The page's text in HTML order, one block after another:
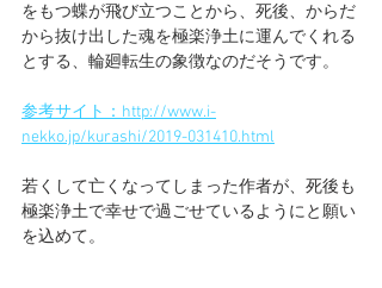
をもつ蝶が飛び立つことから、死後、からだ
から抜け出した魂を極楽浄土に運んでくれる
とする、輪廻転生の象徴なのだそうです。
参考サイト：http://www.i-
nekko.jp/kurashi/2019-031410.html
若くして亡くなってしまった作者が、死後も
極楽浄土で幸せで過ごせているようにと願い
を込めて。